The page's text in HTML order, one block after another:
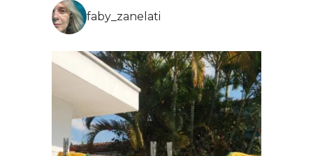
faby_zanelati